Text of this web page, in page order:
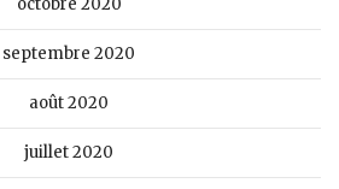
septembre 2020
août 2020
juillet 2020